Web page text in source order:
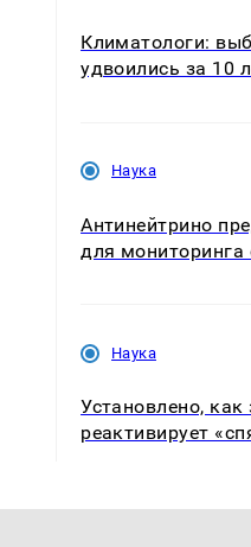
Климатологи:
удвоились за 10
Наука
Антинейтрино
для
Наука
Установлено,
реактивирует